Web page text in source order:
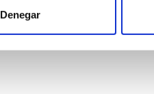
Denegar